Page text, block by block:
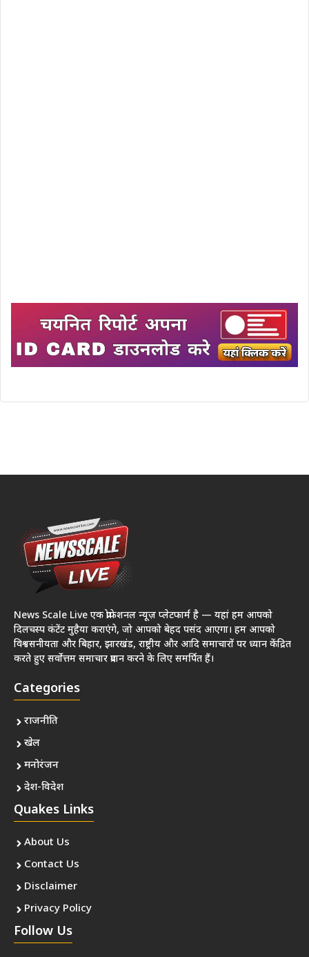
News Scale Live एक प्रोफेशनल न्यूज़ प्लेटफार्म है — यहां हम आपको
दिलचस्प कंटेंट मुहैया कराएंगे, जो आपको बेहद पसंद आएगा। हम आपको
विश्वसनीयता और बिहार, झारखंड, राष्ट्रीय और आदि समाचारों पर ध्यान केंद्रित
करते हुए सर्वोत्तम समाचार प्रदान करने के लिए समर्पित हैं।
Categories
राजनीति
खेल
मनोरंजन
देश-विदेश
Quakes Links
About Us
Contact Us
Disclaimer
Privacy Policy
Follow Us